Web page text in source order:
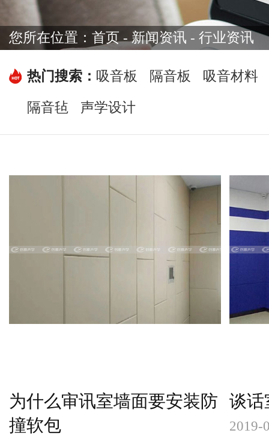
您所在位置： 首页-新闻资讯 - 行业资讯
热门搜索： 吸音板 隔音板 吸音材料
隔音毡 声学设计
为什么审讯室墙面要安装防
撞软包
谈话
2019-